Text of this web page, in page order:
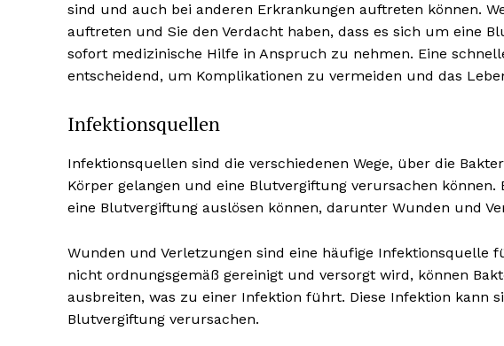
sind und auch bei anderen Erkrankungen auftreten können.
auftreten und Sie den Verdacht haben, dass es sich um eine
sofort medizinische Hilfe in Anspruch zu nehmen. Eine
entscheidend, um Komplikationen zu vermeiden und das
Infektionsquellen
Infektionsquellen sind die verschiedenen Wege, über die
Körper gelangen und eine Blutvergiftung verursachen
eine Blutvergiftung auslösen können, darunter Wunden und
Wunden und Verletzungen sind eine häufige Infektionsquelle
nicht ordnungsgemäß gereinigt und versorgt wird, können
ausbreiten, was zu einer Infektion führt. Diese Infektion kann
Blutvergiftung verursachen.